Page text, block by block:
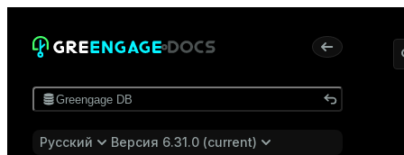
Greengage DB
Русский Версия 6.31.0 (current)